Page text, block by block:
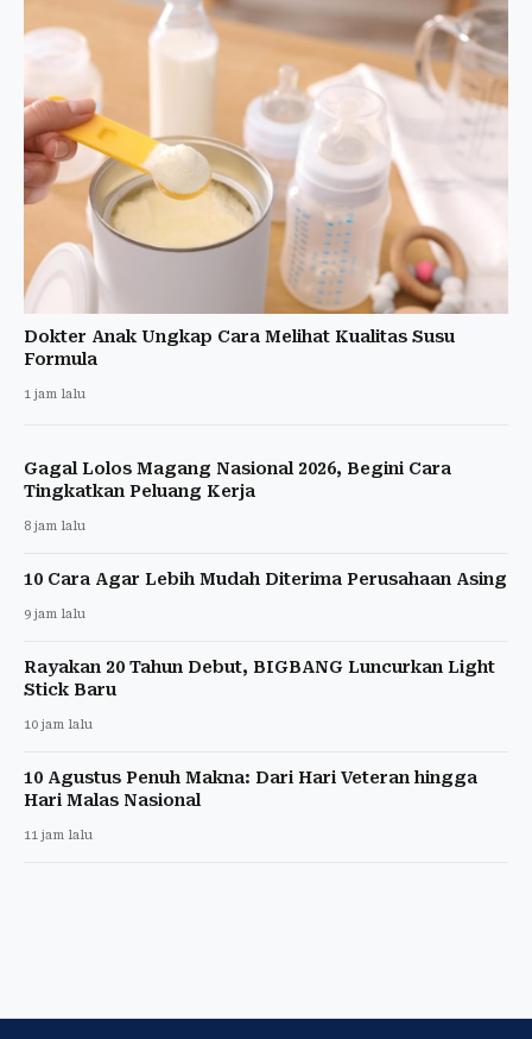
Dokter Anak Ungkap Cara Melihat Kualitas Susu
Formula
1 jam lalu
Gagal Lolos Magang Nasional 2026, Begini Cara
Tingkatkan Peluang Kerja
8 jam lalu
10 Cara Agar Lebih Mudah Diterima Perusahaan Asing
9 jam lalu
Rayakan 20 Tahun Debut, BIGBANG Luncurkan Light
Stick Baru
10 jam lalu
10 Agustus Penuh Makna: Dari Hari Veteran hingga
Hari Malas Nasional
11 jam lalu